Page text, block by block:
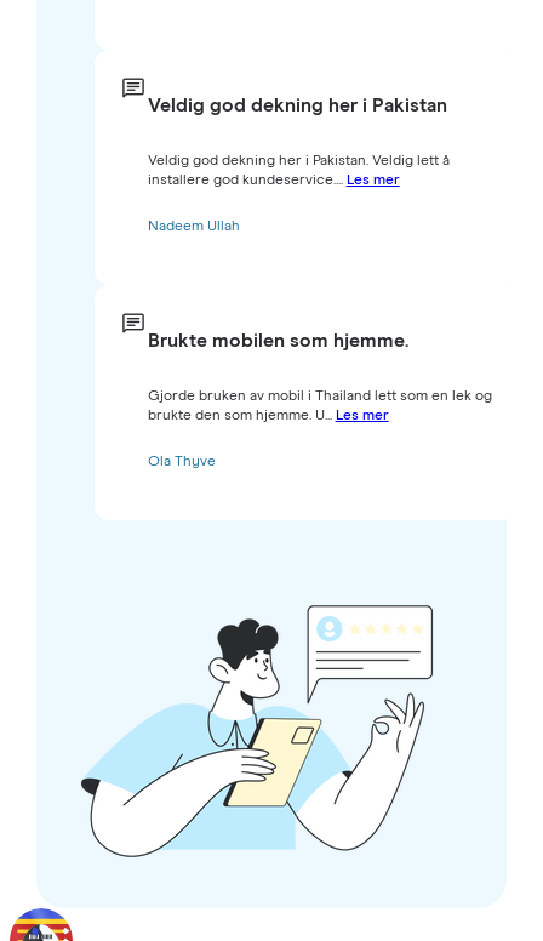
Veldig god dekning her i Pakistan
Veldig god dekning her i Pakistan. Veldig lett å
installere god kundeservice.... Les mer
Nadeem Ullah
Brukte mobilen som hjemme.
Gjorde bruken av mobil i Thailand lett som en lek og
brukte den som hjemme. U... Les mer
Ola Thyve